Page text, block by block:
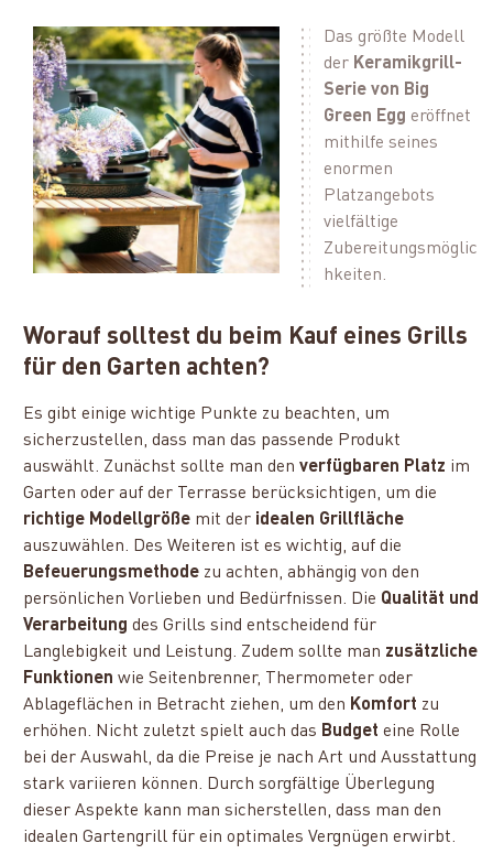
Das größte Modell
der Keramikgrill-
Serie von Big
Green Egg eröffnet
mithilfe seines
enormen
Platzangebots
vielfältige
Zubereitungsmöglic
hkeiten.
Worauf solltest du beim Kauf eines Grills
für den Garten achten?
Es gibt einige wichtige Punkte zu beachten, um
sicherzustellen, dass man das passende Produkt
auswählt. Zunächst sollte man denverfügbaren Platz im
Garten oder auf der Terrasse berücksichtigen, um die
richtige Modellgröße mit der idealen Grillfläche
auszuwählen. Des Weiteren ist es wichtig, auf die
Befeuerungsmethode zu achten, abhängig von den
persönlichen Vorlieben und Bedürfnissen. Die Qualität und
Verarbeitung des Grills sind entscheidend für
Langlebigkeit und Leistung. Zudem sollte man zusätzliche
Funktionen wie Seitenbrenner, Thermometer oder
Ablageflächen in Betracht ziehen, um den Komfort zu
erhöhen. Nicht zuletzt spielt auch das Budget eine Rolle
bei der Auswahl, da die Preise je nach Art und Ausstattung
stark variieren können. Durch sorgfältige Überlegung
dieser Aspekte kann man sicherstellen, dass man den
idealen Gartengrill für ein optimales Vergnügen erwirbt.